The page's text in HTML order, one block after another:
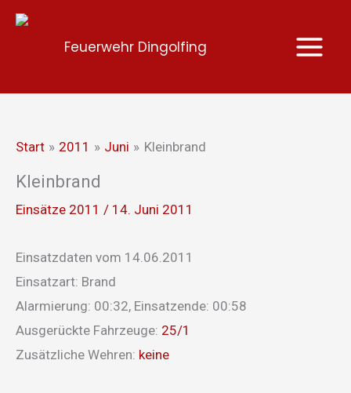
Zum
Feuerwehr Dingolfing
Start 2011 Juni Kleinbrand
Kleinbrand
Einsätze 2011 / 14. Juni 2011
Einsatzdaten vom 14.06.2011
Einsatzart: Brand
Alarmierung: 00:32, Einsatzende: 00:58
Ausgerückte Fahrzeuge: 25/1
Zusätzliche Wehren: keine